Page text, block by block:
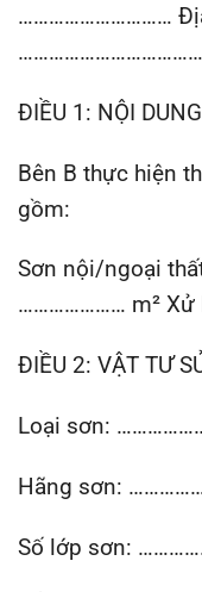
…………………………
ĐIỀU 1: NỘI
Bên B thực hiện
gồm:
Sơn nội/ngoại
………………… m² Xử
ĐIỀU 2: VẬT TƯ
Loại sơn:
Hãng sơn:
Số lớp sơn: